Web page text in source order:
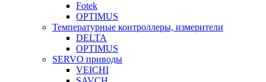
Fotek
OPTIMUS
Температурные контроллеры, измерители
DELTA
OPTIMUS
SERVO приводы
VEICHI